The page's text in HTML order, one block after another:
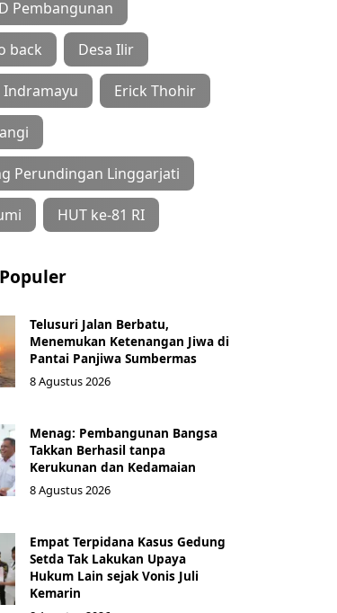
Pembangunan
back Desa Ilir
Indramayu Erick Thohir
Perundingan Linggarjati
HUT ke-81 RI
Telusuri Jalan Berbatu,
Menemukan Ketenangan Jiwa di
Pantai Panjiwa Sumbermas
8 Agustus 2026
Menag: Pembangunan Bangsa
Takkan Berhasil tanpa
Kerukunan dan Kedamaian
8 Agustus 2026
Empat Terpidana Kasus Gedung
Setda Tak Lakukan Upaya
Hukum Lain sejak Vonis Juli
Kemarin